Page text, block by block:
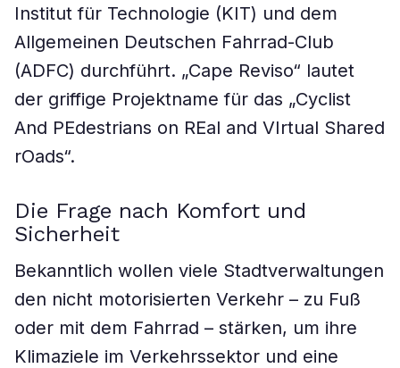
Institut für Technologie (KIT) und dem
Allgemeinen Deutschen Fahrrad-Club
(ADFC) durchführt. „Cape Reviso“ lautet
der griffige Projektname für das „Cyclist
And PEdestrians on REal and VIrtual Shared
rOads“.
Die Frage nach Komfort und
Sicherheit
Bekanntlich wollen viele Stadtverwaltungen
den nicht motorisierten Verkehr – zu Fuß
oder mit dem Fahrrad – stärken, um ihre
Klimaziele im Verkehrssektor und eine